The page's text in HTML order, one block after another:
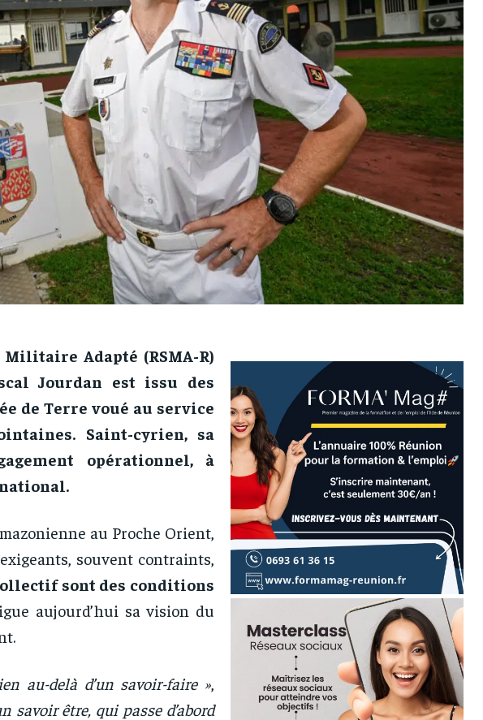
Adapté (RSMA-R)
Jourdan est issu des
de Terre voué au service
Saint-cyrien, sa
opérationnel, à
au Proche Orient,
souvent contraints,
sont des conditions
aujourd’hui sa vision du
au-delà d’un savoir-faire »,
savoir être, qui passe d’abord